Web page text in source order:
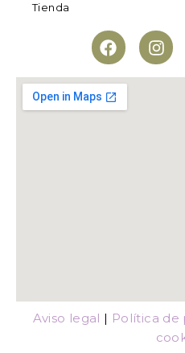
Tienda
Aviso legal | Política de